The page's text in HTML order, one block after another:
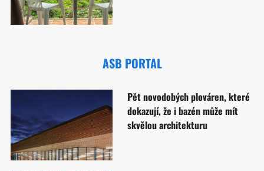
ASB PORTAL
Pět novodobých plováren, které
dokazují, že i bazén může mít
skvělou architekturu